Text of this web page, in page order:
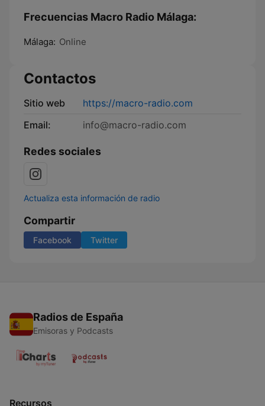
Frecuencias Macro Radio Málaga:
Málaga: Online
Contactos
Sitio web
https://macro-radio.com
Email:
info@macro-radio.com
Redes sociales
Actualiza esta información de radio
Compartir
Facebook Twitter
Radios de España
Emisoras y Podcasts
Recursos